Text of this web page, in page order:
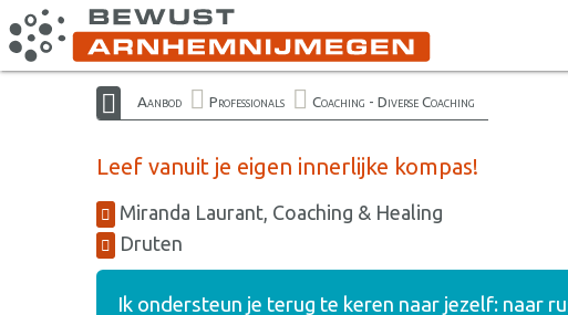
Aanbod Professionals Coaching - Diverse Coaching
Leef vanuit je eigen innerlijke kompas!
Miranda Laurant, Coaching & Healing
Druten
Ik ondersteun je terug te keren naar jezelf: naar